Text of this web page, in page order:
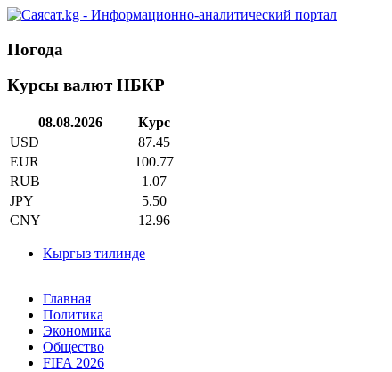
Погода
Курсы валют НБКР
08.08.2026
Курс
USD
87.45
EUR
100.77
RUB
1.07
JPY
5.50
CNY
12.96
Кыргыз тилинде
Главная
Политика
Экономика
Общество
FIFA 2026